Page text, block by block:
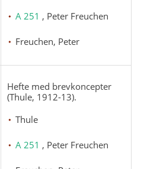
A 251 , Peter Freuchen
Freuchen, Peter
Hefte med brevkoncepter
(Thule, 1912-13).
Thule
A 251 , Peter Freuchen